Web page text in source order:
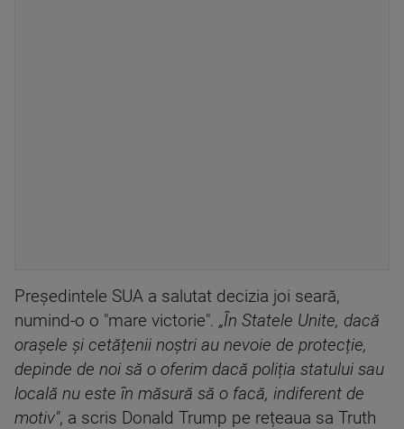
Președintele SUA a salutat decizia joi seară,
numind-o o "mare victorie". „În Statele Unite, dacă
orașele și cetățenii noștri au nevoie de protecție,
depinde de noi să o oferim dacă poliția statului sau
locală nu este în măsură să o facă, indiferent de
motiv", a scris Donald Trump pe rețeaua sa Truth